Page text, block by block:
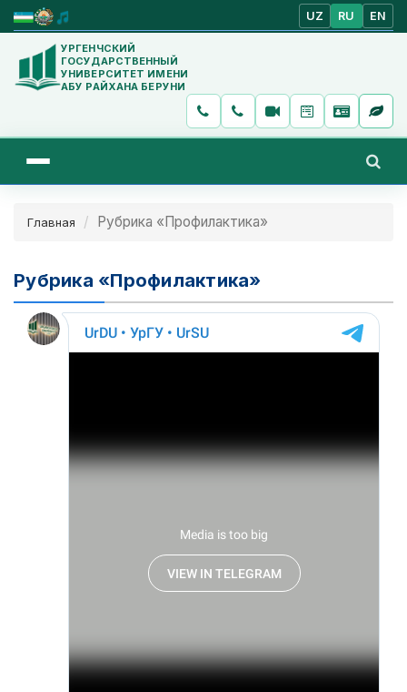
UZ RU EN
УРГЕНЧСКИЙ
ГОСУДАРСТВЕННЫЙ
УНИВЕРСИТЕТ ИМЕНИ
АБУ РАЙХАНА БЕРУНИ
Главная Рубрика «Профилактика»
Рубрика «Профилактика»